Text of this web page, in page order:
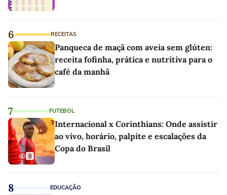
6 RECEITAS
Panqueca de maçã com aveia sem glúten:
receita fofinha, prática e nutritiva para o
café da manhã
7 FUTEBOL
Internacional x Corinthians: Onde assistir
ao vivo, horário, palpite e escalações da
Copa do Brasil
8 EDUCAÇÃO